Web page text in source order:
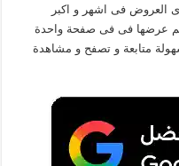
فى اشهر و اكبر
عرضها فى فى صفحة واحدة
متابعة و تصفح و مشاهدة